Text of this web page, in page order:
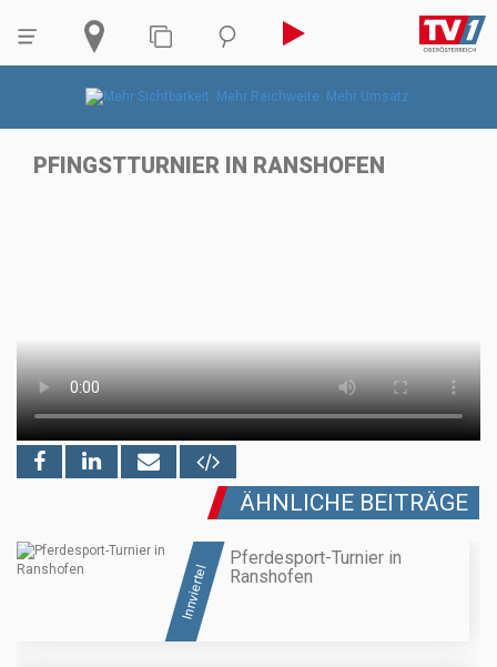
PFINGSTTURNIER IN RANSHOFEN
ÄHNLICHE BEITRÄGE
Innviertel
Pferdesport-Turnier in
Ranshofen